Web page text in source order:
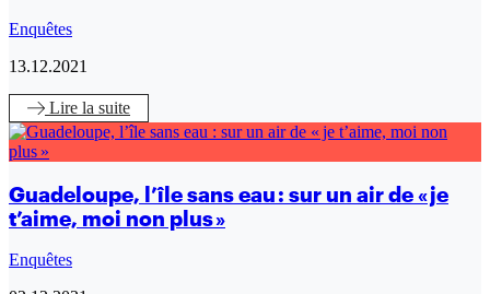
Enquêtes
13.12.2021
Lire la suite
Guadeloupe, l’île sans eau : sur un air de « je
t’aime, moi non plus »
Enquêtes